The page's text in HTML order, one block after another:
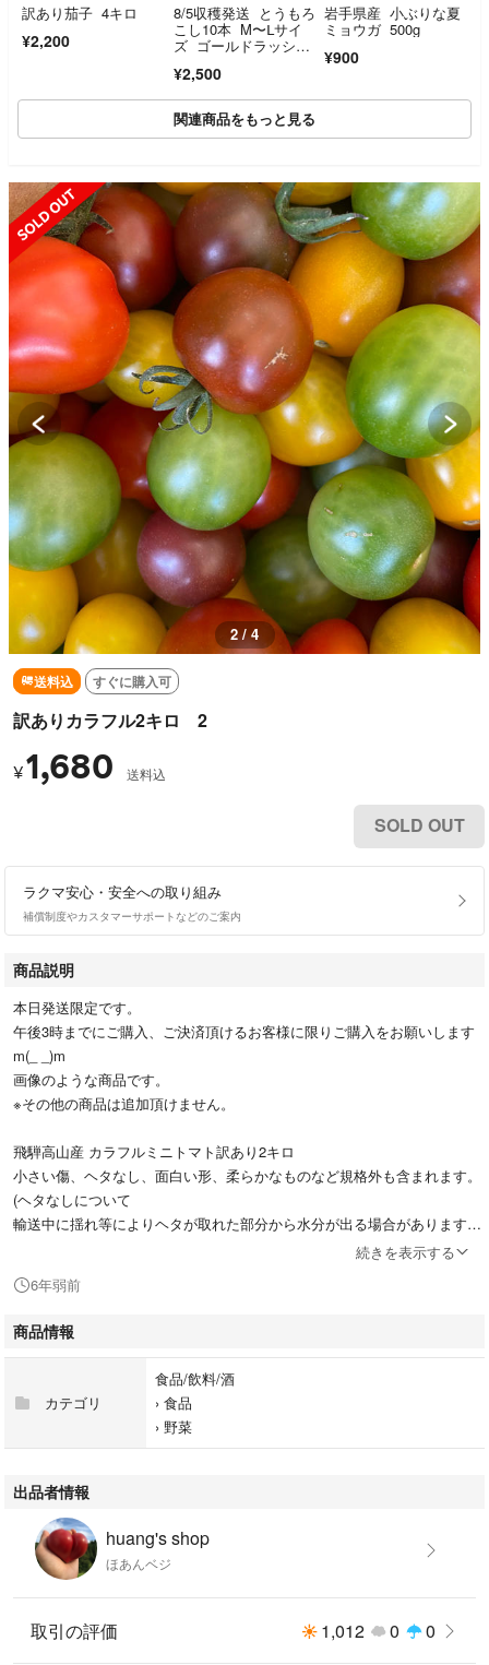
訳あり茄子 4キロ
¥2,200
8/5収穫発送 とうもろ
こし10本 M〜ᒪサイ
ズ ゴールドラッシ
ト！限定価格
¥2,500
岩手県産 小ぶりな夏
ミョウガ 500g
¥900
関連商品をもっと見る
SOLD OUT
3 / 4
送料込 すぐに購入可
訳ありカラフル2キロ 2
¥1,680 送料込
SOLD OUT
ラクマ安心・安全への取り組み
補償制度やカスタマーサポートなどのご案内
商品説明
本日発送限定です。
午後3時までにご購入、ご決済頂けるお客様に限りご購入をお願いします
m(_ _)m
画像のような商品です。
※その他の商品は追加頂けません。
飛騨高山産 カラフルミニトマト訳あり2キロ
小さい傷、ヘタなし、面白い形、柔らかなものなど規格外も含まれます。
(ヘタなしについて
輸送中に揺れ等によりヘタが取れた部分から水分が出る場合があります。
土で育ててますので、トマトにそれぞれ個性があり、酸味とみずみずしさ
の昔ながらのトマト味やほんのり甘みのあるものなど様々です。
がっつり甘いトマトをお求めの方はご遠慮ください。
訳ありカラフル2キロ常温送料込み
また2泊必要となる場合にはクール便をお勧めしておりますので、ご購入
お手数ですが、ご購入後すぐにお電話番号とご希望のお届け時間帯がござ
いましたらお知らせください。
・午前中
続きを表示する
6年弱前
商品情報
カテゴリ
食品/飲料/酒
› 食品
› 野菜
出品者情報
huang's shop
ほあんベジ
取引の評価 1,012 0 0